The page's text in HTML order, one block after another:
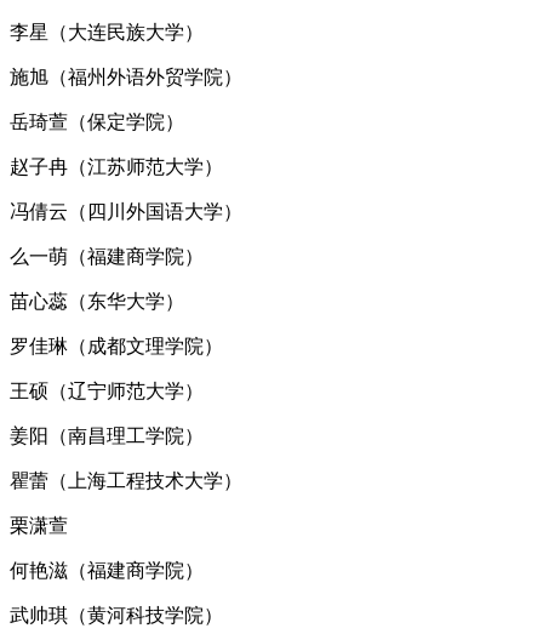
李星（大连民族大学）
施旭（福州外语外贸学院）
岳琦萱（保定学院）
赵子冉（江苏师范大学）
冯倩云（四川外国语大学）
么一萌（福建商学院）
苗心蕊（东华大学）
罗佳琳（成都文理学院）
王硕（辽宁师范大学）
姜阳（南昌理工学院）
瞿蕾（上海工程技术大学）
栗潇萱
何艳滋（福建商学院）
武帅琪（黄河科技学院）